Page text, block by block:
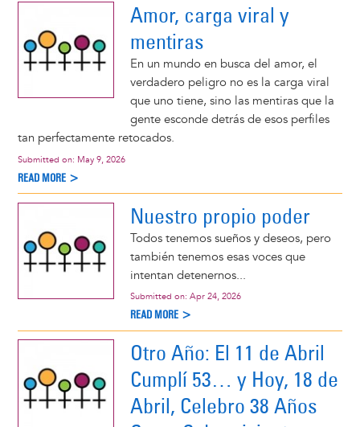
Amor, carga viral y
mentiras
En un mundo en busca del amor, el
verdadero peligro no es la carga viral
que uno tiene, sino las mentiras que la
gente esconde detrás de esos perfiles
tan perfectamente retocados.
Submitted on: May 9, 2026
READ MORE >
Nuestro propio poder
Todos tenemos sueños y deseos, pero
también tenemos esas voces que
intentan detenernos...
Submitted on: Apr 24, 2026
READ MORE >
Otro Año: El 11 de Abril
Cumplí 53… y Hoy, 18 de
Abril, Celebro 38 Años